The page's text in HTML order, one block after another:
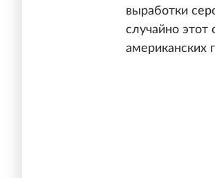
выработки
случайно
американских